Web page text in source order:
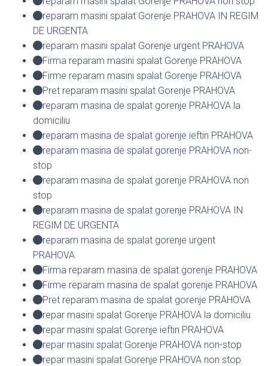
reparam masini spalat Gorenje PRAHOVA IN REGIM
DE URGENTA
reparam masini spalat Gorenje urgent PRAHOVA
Firma reparam masini spalat Gorenje PRAHOVA
Firme reparam masini spalat Gorenje PRAHOVA
Pret reparam masini spalat Gorenje PRAHOVA
reparam masina de spalat gorenje PRAHOVA la
domiciliu
reparam masina de spalat gorenje ieftin PRAHOVA
reparam masina de spalat gorenje PRAHOVA non-
stop
reparam masina de spalat gorenje PRAHOVA non
stop
reparam masina de spalat gorenje PRAHOVA IN
REGIM DE URGENTA
reparam masina de spalat gorenje urgent
PRAHOVA
Firma reparam masina de spalat gorenje PRAHOVA
Firme reparam masina de spalat gorenje PRAHOVA
Pret reparam masina de spalat gorenje PRAHOVA
repar masini spalat Gorenje PRAHOVA la domiciliu
repar masini spalat Gorenje ieftin PRAHOVA
repar masini spalat Gorenje PRAHOVA non-stop
repar masini spalat Gorenje PRAHOVA non stop